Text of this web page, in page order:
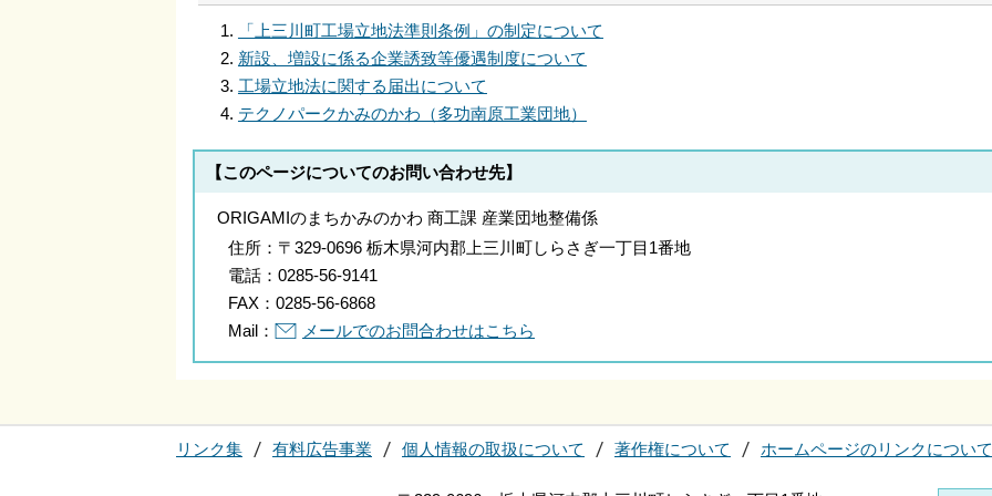
「上三川町工場立地法準則条例」の制定について
新設、増設に係る企業誘致等優遇制度について
工場立地法に関する届出について
テクノパークかみのかわ（多功南原工業団地）
【このページについてのお問い合わせ先】
ORIGAMIのまちかみのかわ 商工課 産業団地整備係
住所： 〒329-0696 栃木県河内郡上三川町しらさぎ一丁目1番地
電話： 0285-56-9141
FAX： 0285-56-6868
Mail：
メールでのお問合わせはこちら
リンク集 有料広告事業 個人情報の取扱について 著作権について ホームページのリンクについて